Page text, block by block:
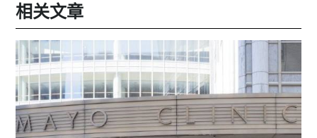
相关文章